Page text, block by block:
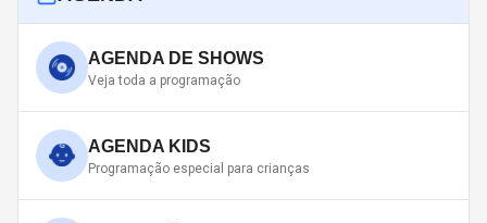
AGENDA DE SHOWS
Veja toda a programação
AGENDA KIDS
Programação especial para crianças